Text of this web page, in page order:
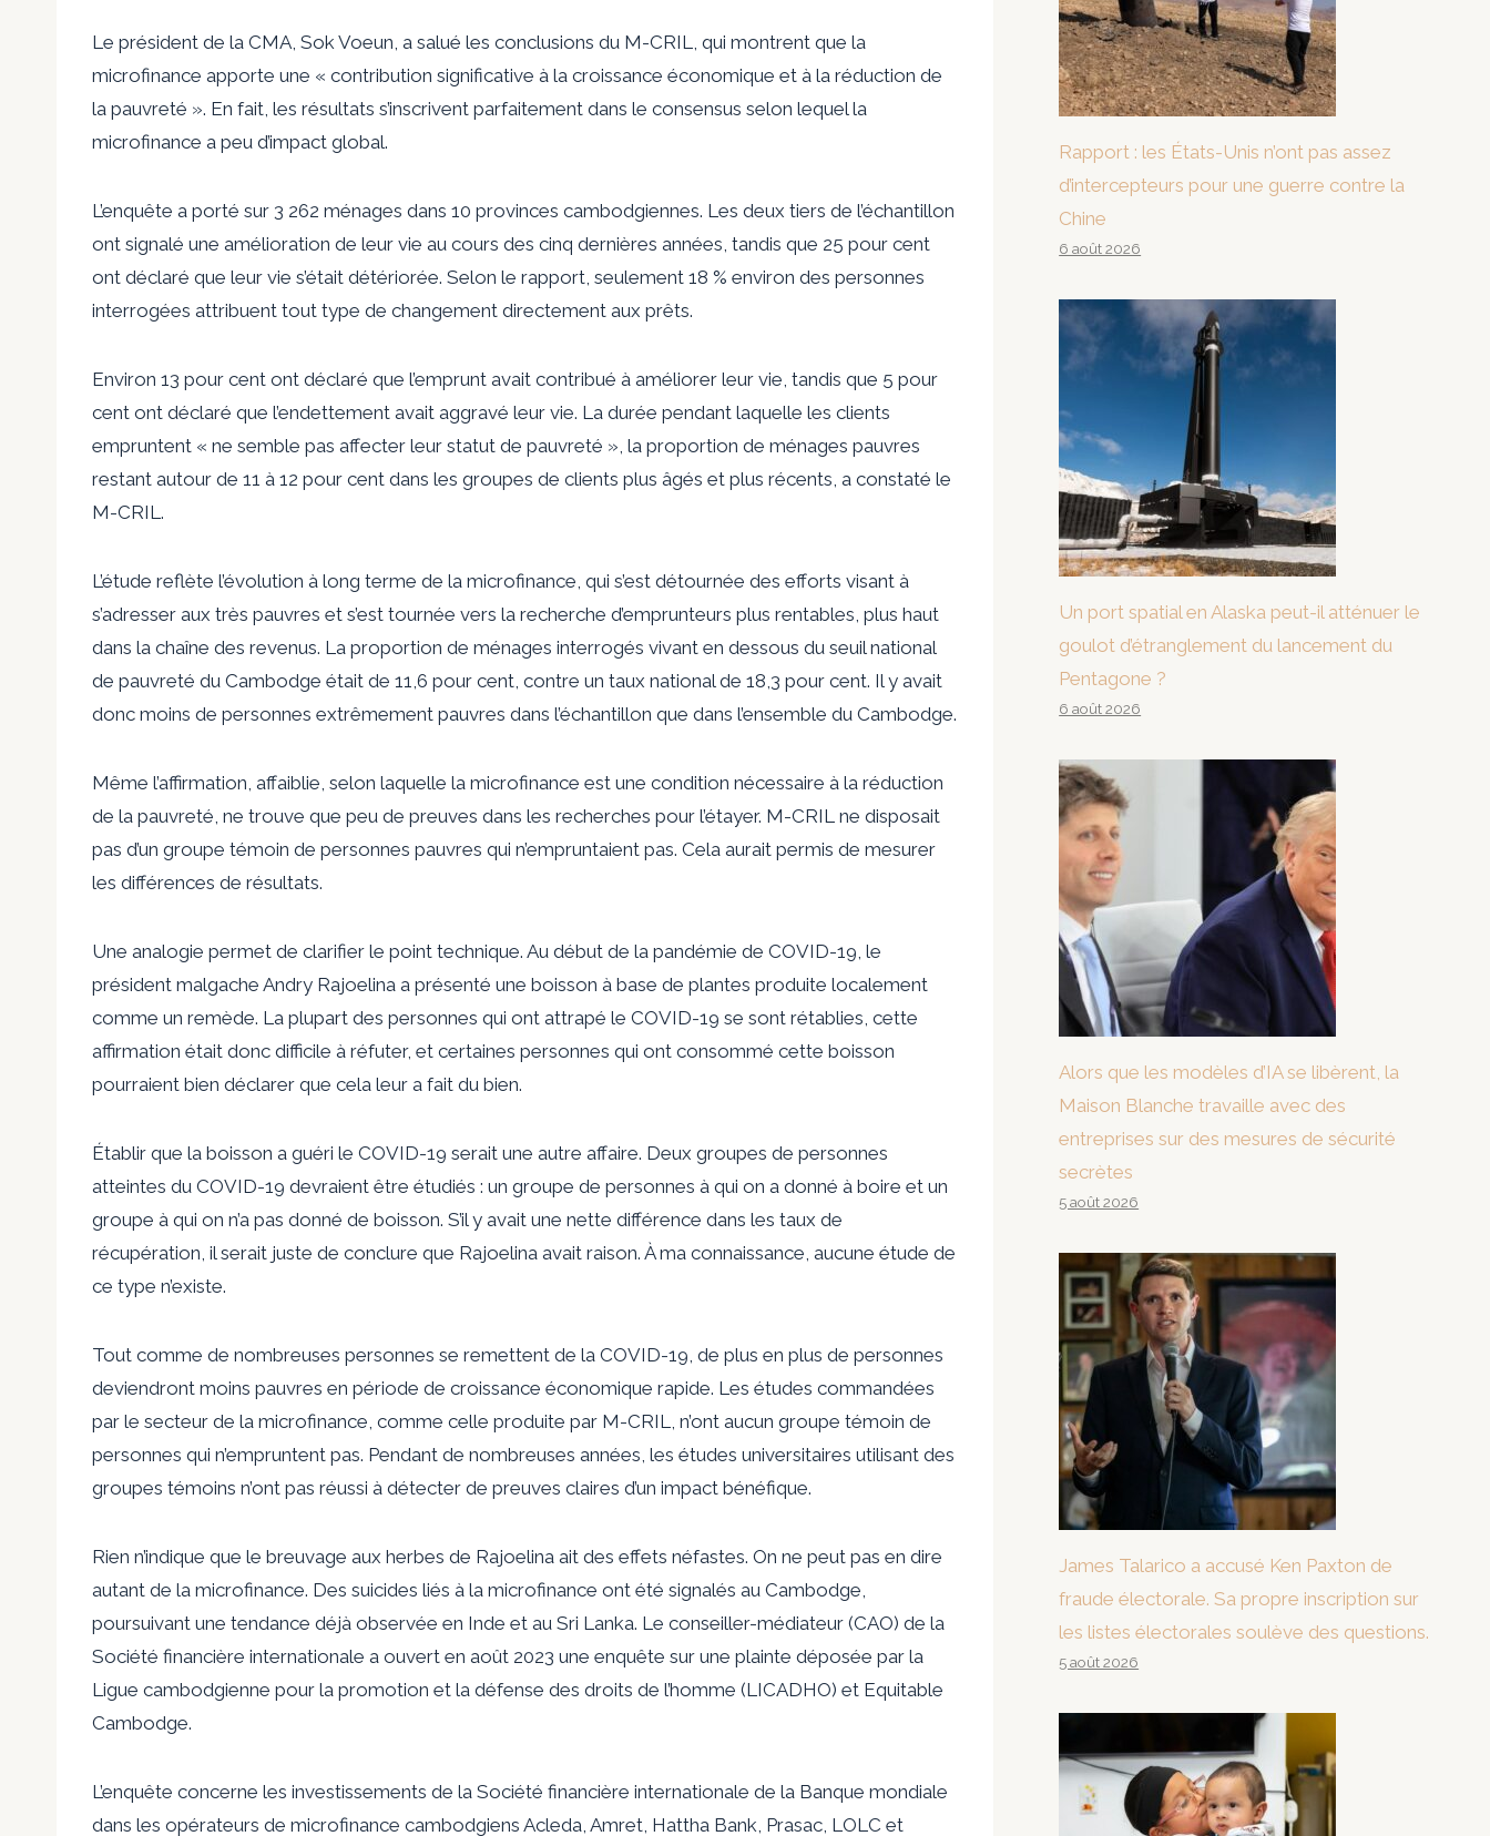
Le président de la CMA, Sok Voeun, a salué les conclusions du M-CRIL, qui montrent que la
microfinance apporte une « contribution significative à la croissance économique et à la réduction de
la pauvreté ». En fait, les résultats s’inscrivent parfaitement dans le consensus selon lequel la
microfinance a peu d’impact global.
L’enquête a porté sur 3 262 ménages dans 10 provinces cambodgiennes. Les deux tiers de l’échantillon
ont signalé une amélioration de leur vie au cours des cinq dernières années, tandis que 25 pour cent
ont déclaré que leur vie s’était détériorée. Selon le rapport, seulement 18 % environ des personnes
interrogées attribuent tout type de changement directement aux prêts.
Environ 13 pour cent ont déclaré que l’emprunt avait contribué à améliorer leur vie, tandis que 5 pour
cent ont déclaré que l’endettement avait aggravé leur vie. La durée pendant laquelle les clients
empruntent « ne semble pas affecter leur statut de pauvreté », la proportion de ménages pauvres
restant autour de 11 à 12 pour cent dans les groupes de clients plus âgés et plus récents, a constaté le
M-CRIL.
L’étude reflète l’évolution à long terme de la microfinance, qui s’est détournée des efforts visant à
s’adresser aux très pauvres et s’est tournée vers la recherche d’emprunteurs plus rentables, plus haut
dans la chaîne des revenus. La proportion de ménages interrogés vivant en dessous du seuil national
de pauvreté du Cambodge était de 11,6 pour cent, contre un taux national de 18,3 pour cent. Il y avait
donc moins de personnes extrêmement pauvres dans l’échantillon que dans l’ensemble du Cambodge.
Même l’affirmation, affaiblie, selon laquelle la microfinance est une condition nécessaire à la réduction
de la pauvreté, ne trouve que peu de preuves dans les recherches pour l’étayer. M-CRIL ne disposait
pas d’un groupe témoin de personnes pauvres qui n’empruntaient pas. Cela aurait permis de mesurer
les différences de résultats.
Une analogie permet de clarifier le point technique. Au début de la pandémie de COVID-19, le
président malgache Andry Rajoelina a présenté une boisson à base de plantes produite localement
comme un remède. La plupart des personnes qui ont attrapé le COVID-19 se sont rétablies, cette
affirmation était donc difficile à réfuter, et certaines personnes qui ont consommé cette boisson
pourraient bien déclarer que cela leur a fait du bien.
Établir que la boisson a guéri le COVID-19 serait une autre affaire. Deux groupes de personnes
atteintes du COVID-19 devraient être étudiés : un groupe de personnes à qui on a donné à boire et un
groupe à qui on n’a pas donné de boisson. S’il y avait une nette différence dans les taux de
récupération, il serait juste de conclure que Rajoelina avait raison. À ma connaissance, aucune étude de
ce type n’existe.
Tout comme de nombreuses personnes se remettent de la COVID-19, de plus en plus de personnes
deviendront moins pauvres en période de croissance économique rapide. Les études commandées
par le secteur de la microfinance, comme celle produite par M-CRIL, n’ont aucun groupe témoin de
personnes qui n’empruntent pas. Pendant de nombreuses années, les études universitaires utilisant des
groupes témoins n’ont pas réussi à détecter de preuves claires d’un impact bénéfique.
Rien n’indique que le breuvage aux herbes de Rajoelina ait des effets néfastes. On ne peut pas en dire
autant de la microfinance. Des suicides liés à la microfinance ont été signalés au Cambodge,
poursuivant une tendance déjà observée en Inde et au Sri Lanka. Le conseiller-médiateur (CAO) de la
Société financière internationale a ouvert en août 2023 une enquête sur une plainte déposée par la
Ligue cambodgienne pour la promotion et la défense des droits de l’homme (LICADHO) et Equitable
Cambodge.
L’enquête concerne les investissements de la Société financière internationale de la Banque mondiale
dans les opérateurs de microfinance cambodgiens Acleda, Amret, Hattha Bank, Prasac, LOLC et
Rapport : les États-Unis n’ont pas assez
d’intercepteurs pour une guerre contre la
Chine
6 août 2026
Un port spatial en Alaska peut-il atténuer le
goulot d’étranglement du lancement du
Pentagone ?
6 août 2026
Alors que les modèles d’IA se libèrent, la
Maison Blanche travaille avec des
entreprises sur des mesures de sécurité
secrètes
5 août 2026
James Talarico a accusé Ken Paxton de
fraude électorale. Sa propre inscription sur
les listes électorales soulève des questions.
5 août 2026